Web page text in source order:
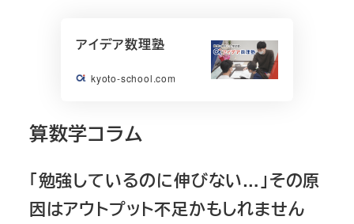
アイデア数理塾
kyoto-school.com
算数学コラム
「勉強しているのに伸びない…」その原
因はアウトプット不足かもしれません